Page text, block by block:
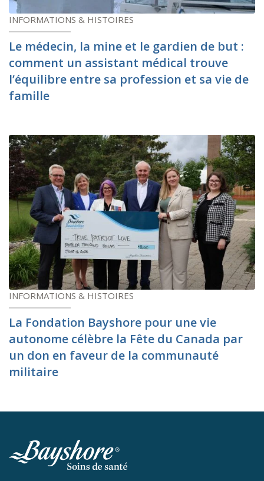
INFORMATIONS & HISTOIRES
Le médecin, la mine et le gardien de but :
comment un assistant médical trouve
l’équilibre entre sa profession et sa vie de
famille
INFORMATIONS & HISTOIRES
La Fondation Bayshore pour une vie
autonome célèbre la Fête du Canada par
un don en faveur de la communauté
militaire